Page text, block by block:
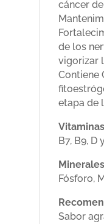
cáncer
de los
vigorizar
Contiene
etapa de
B7, B9, D
Fósforo,
Sabor